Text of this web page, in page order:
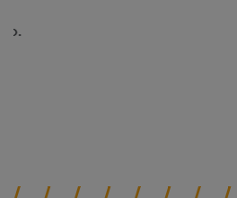
impecável e detalhes escurecidos.